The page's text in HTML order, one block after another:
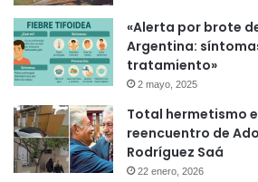
«Alerta por brote
Argentina:
tratamiento»
2 mayo, 2025
Total hermetismo
reencuentro de
Rodríguez Saá
22 enero, 2026